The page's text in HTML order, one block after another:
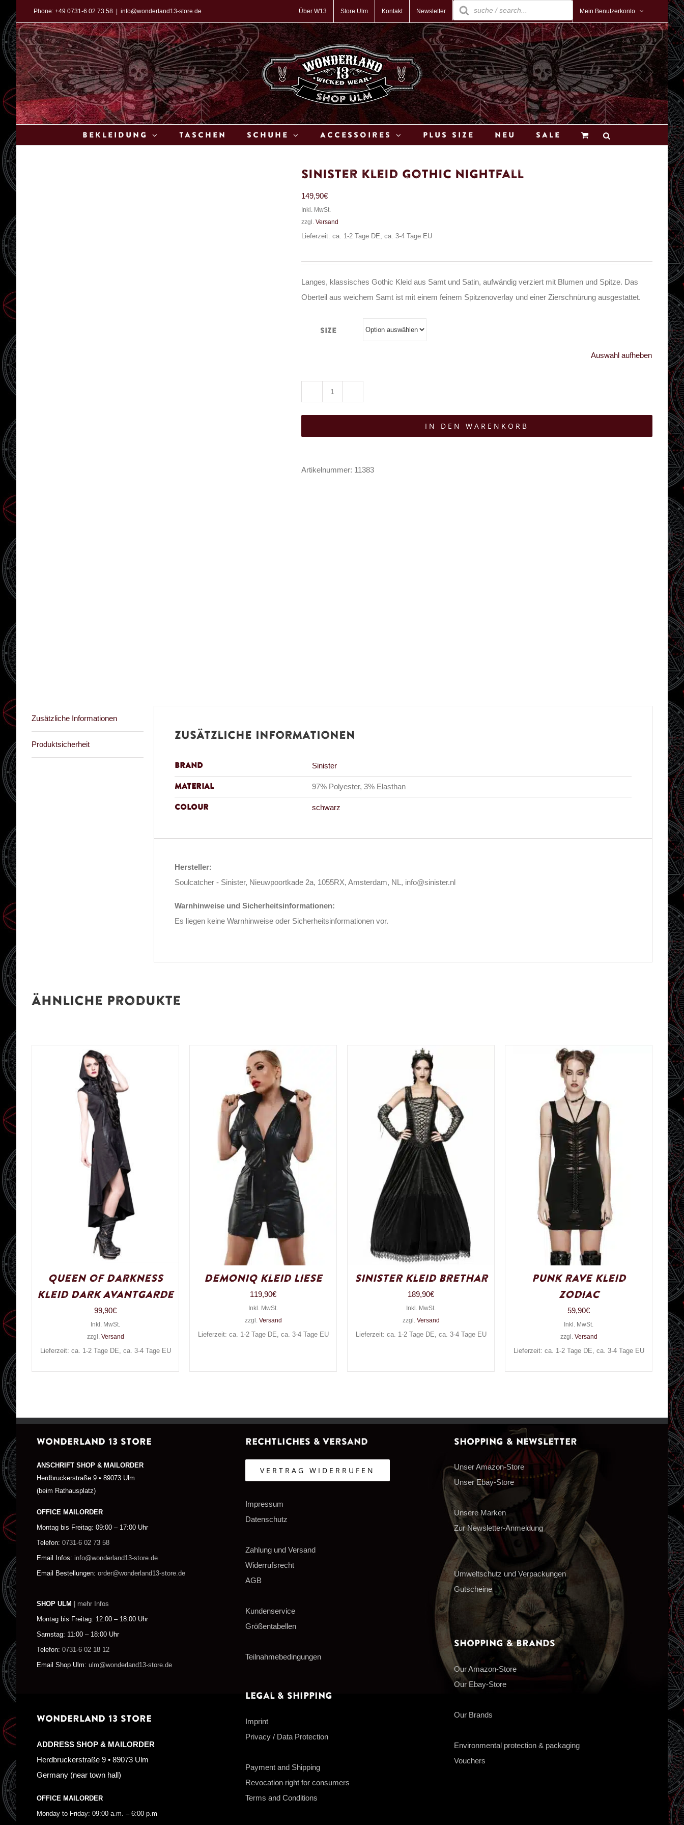
Inhalt
springen
Phone: +49 0731-6 02 73 58 info@wonderland13-store.de Über W13 Store Ulm Kontakt Newsletter
Products
search
Mein Benutzerkonto
Bekleidung Taschen Schuhe Accessoires Plus Size Neu Sale
Sinister Kleid Gothic Nightfall
149,90€
Inkl. MwSt.
zzgl. Versand
Lieferzeit: ca. 1-2 Tage DE, ca. 3-4 Tage EU
Langes, klassisches Gothic Kleid aus Samt und Satin, aufwändig verziert mit Blumen und Spitze. Das
Oberteil aus weichem Samt ist mit einem feinem Spitzenoverlay und einer Zierschnürung ausgestattet.
Size
Auswahl aufheben
Kleid
IN DEN WARENKORB
Artikelnummer: 11383
Zusätzliche Informationen
Produktsicherheit
Zusätzliche Informationen
Brand Sinister
Material 97% Polyester, 3% Elasthan
Colour schwarz
Hersteller:
Soulcatcher - Sinister, Nieuwpoortkade 2a, 1055RX, Amsterdam, NL, info@sinister.nl
Warnhinweise und Sicherheitsinformationen:
Es liegen keine Warnhinweise oder Sicherheitsinformationen vor.
Ähnliche Produkte
Queen of Darkness
Kleid Dark Avantgarde
99,90€
Inkl. MwSt.
zzgl. Versand
Lieferzeit: ca. 1-2 Tage DE, ca. 3-4 Tage EU
Demoniq Kleid Liese
119,90€
Inkl. MwSt.
zzgl. Versand
Lieferzeit: ca. 1-2 Tage DE, ca. 3-4 Tage EU
Sinister Kleid Brethar
189,90€
Inkl. MwSt.
zzgl. Versand
Lieferzeit: ca. 1-2 Tage DE, ca. 3-4 Tage EU
Punk Rave Kleid
Zodiac
59,90€
Inkl. MwSt.
zzgl. Versand
Lieferzeit: ca. 1-2 Tage DE, ca. 3-4 Tage EU
WONDERLAND 13 STORE
ANSCHRIFT SHOP & MAILORDER
Herdbruckerstraße 9 • 89073 Ulm
(beim Rathausplatz)
OFFICE MAILORDER
Montag bis Freitag: 09:00 – 17:00 Uhr
Telefon: 0731-6 02 73 58
Email Infos: info@wonderland13-store.de
Email Bestellungen: order@wonderland13-store.de
SHOP ULM | mehr Infos
Montag bis Freitag: 12:00 – 18:00 Uhr
Samstag: 11:00 – 18:00 Uhr
Telefon: 0731-6 02 18 12
Email Shop Ulm: ulm@wonderland13-store.de
WONDERLAND 13 STORE
ADDRESS SHOP & MAILORDER
Herdbruckerstraße 9 • 89073 Ulm
Germany (near town hall)
OFFICE MAILORDER
Monday to Friday: 09:00 a.m. – 6:00 p.m
Rechtliches & Versand
VERTRAG WIDERRUFEN
Impressum
Datenschutz
Zahlung und Versand
Widerrufsrecht
AGB
Kundenservice
Größentabellen
Teilnahmebedingungen
Legal & Shipping
Imprint
Privacy / Data Protection
Payment and Shipping
Revocation right for consumers
Terms and Conditions
Shopping & Newsletter
Unser Amazon-Store
Unser Ebay-Store
Unsere Marken
Zur Newsletter-Anmeldung
Umweltschutz und Verpackungen
Gutscheine
Shopping & Brands
Our Amazon-Store
Our Ebay-Store
Our Brands
Environmental protection & packaging
Vouchers